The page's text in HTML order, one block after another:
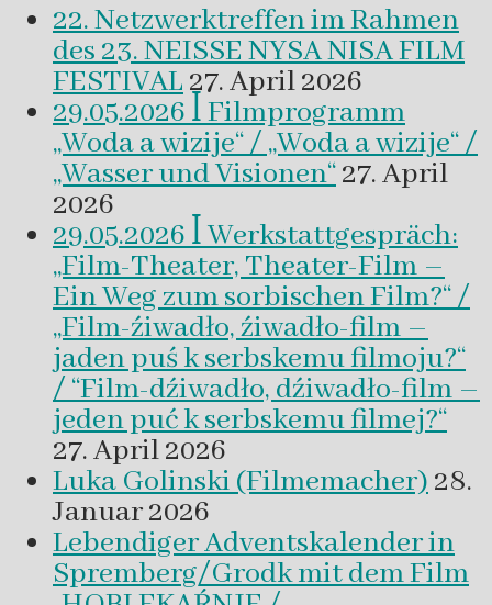
22. Netzwerktreffen im Rahmen
des 23. NEISSE NYSA NISA FILM
FESTIVAL 27. April 2026
29.05.2026 ꟾ Filmprogramm
„Woda a wizije“ / „Woda a wizije“ /
„Wasser und Visionen“27. April
2026
29.05.2026 ꟾ Werkstattgespräch:
„Film-Theater, Theater-Film –
Ein Weg zum sorbischen Film?“ /
„Film-źiwadło, źiwadło-film –
jaden puś k serbskemu filmoju?“
/ “Film-dźiwadło, dźiwadło-film –
jeden puć k serbskemu filmej?“
27. April 2026
Luka Golinski (Filmemacher) 28.
Januar 2026
Lebendiger Adventskalender in
Spremberg/Grodk mit dem Film